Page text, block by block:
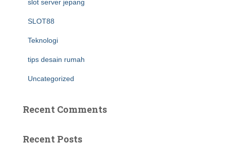
slot server jepang
SLOT88
Teknologi
tips desain rumah
Uncategorized
Recent Comments
Recent Posts